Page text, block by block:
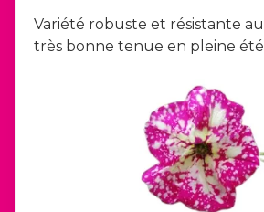
Variété robuste et résistante
très bonne tenue en pleine été